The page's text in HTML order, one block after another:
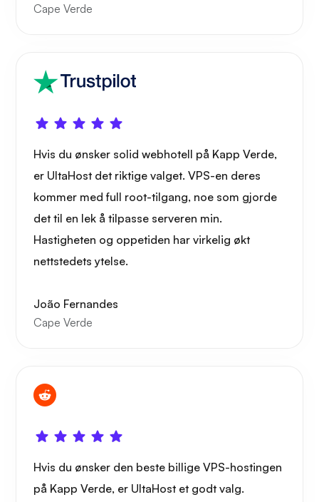
Grafana
Cape Verde
Hvis du ønsker solid webhotell på Kapp Verde,
er UltaHost det riktige valget. VPS-en deres
kommer med full root-tilgang, noe som gjorde
det til en lek å tilpasse serveren min.
Hastigheten og oppetiden har virkelig økt
nettstedets ytelse.
João Fernandes
Cape Verde
Hvis du ønsker den beste billige VPS-hostingen
på Kapp Verde, er UltaHost et godt valg.